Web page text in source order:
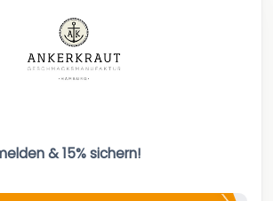
& 15% sichern!